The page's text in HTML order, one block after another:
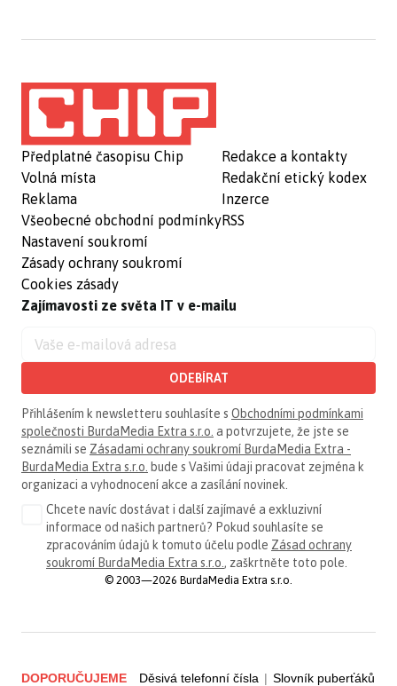
Předplatné časopisu Chip
Volná místa
Reklama
Všeobecné obchodní podmínky
Nastavení soukromí
Zásady ochrany soukromí
Cookies zásady
Redakce a kontakty
Redakční etický kodex
Inzerce
RSS
Zajímavosti ze světa IT v e-mailu
ODEBÍRAT
Přihlášením k newsletteru souhlasíte s Obchodními podmínkami
společnosti BurdaMedia Extra s.r.o. a potvrzujete, že jste se
seznámili se Zásadami ochrany soukromí BurdaMedia Extra -
BurdaMedia Extra s.r.o. bude s Vašimi údaji pracovat zejména k
organizaci a vyhodnocení akce a zasílání novinek.
Chcete navíc dostávat i další zajímavé a exkluzivní
informace od našich partnerů? Pokud souhlasíte se
zpracováním údajů k tomuto účelu podle Zásad ochrany
soukromí BurdaMedia Extra s.r.o. , zaškrtněte toto pole.
© 2003—2026 BurdaMedia Extra s.r.o.
DOPORUČUJEME Děsivá telefonní čísla | Slovník puberťáků